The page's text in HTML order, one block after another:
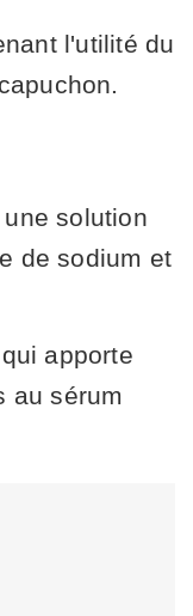
l'utilité du
une solution
de sodium et
apporte
au sérum